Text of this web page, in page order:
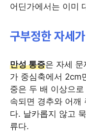
어딘가에서는 이미
구부정한 자세
만성 통증은 자세
가 중심축에서 2cm
중은 두 배 이상으
속되면 경추와 어깨
다. 날카롭지 않고
류다.